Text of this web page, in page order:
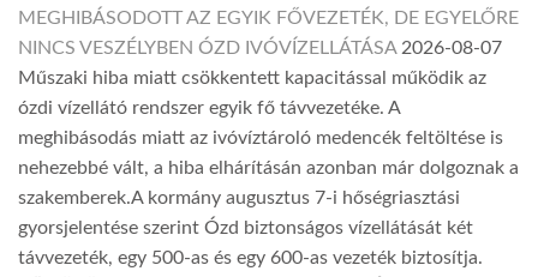
MEGHIBÁSODOTT AZ EGYIK FŐVEZETÉK, DE EGYELŐRE
NINCS VESZÉLYBEN ÓZD IVÓVÍZELLÁTÁSA 2026-08-07
Műszaki hiba miatt csökkentett kapacitással működik az
ózdi vízellátó rendszer egyik fő távvezetéke. A
meghibásodás miatt az ivóvíztároló medencék feltöltése is
nehezebbé vált, a hiba elhárításán azonban már dolgoznak a
szakemberek.A kormány augusztus 7-i hőségriasztási
gyorsjelentése szerint Ózd biztonságos vízellátását két
távvezeték, egy 500-as és egy 600-as vezeték biztosítja.